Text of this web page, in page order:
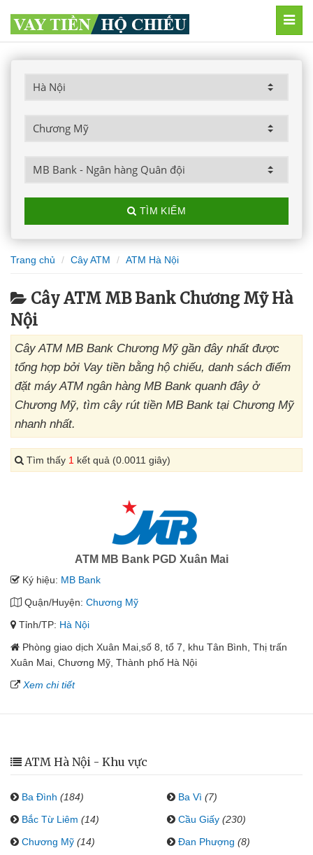
TÌM KIẾM
Trang chủ Cây ATM ATM Hà Nội
Cây ATM MB Bank Chương Mỹ Hà
Nội
Cây ATM MB Bank Chương Mỹ gần đây nhất được
tổng hợp bởi Vay tiền bằng hộ chiếu, danh sách điểm
đặt máy ATM ngân hàng MB Bank quanh đây ở
Chương Mỹ, tìm cây rút tiền MB Bank tại Chương Mỹ
nhanh nhất.
Tìm thấy 1 kết quả (0.0011 giây)
ATM MB Bank PGD Xuân Mai
Ký hiệu: MB Bank
Quận/Huyện: Chương Mỹ
Tỉnh/TP: Hà Nội
Phòng giao dịch Xuân Mai,số 8, tổ 7, khu Tân Bình, Thị trấn
Xuân Mai, Chương Mỹ, Thành phố Hà Nội
Xem chi tiết
ATM Hà Nội - Khu vực
Ba Đình (184) Ba Vì (7)
Bắc Từ Liêm (14) Cầu Giấy (230)
Chương Mỹ (14) Đan Phượng (8)